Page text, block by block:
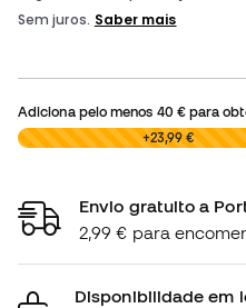
Adiciona pelo menos 40 €para
0,00 € +23,99 €
Envio gratuito a
2,99 € para
Disponibilidade em